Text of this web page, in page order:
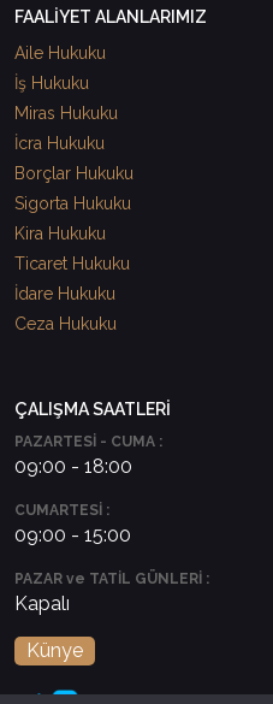
FAALİYET ALANLARIMIZ
Aile Hukuku
İş Hukuku
Miras Hukuku
İcra Hukuku
Borçlar Hukuku
Sigorta Hukuku
Kira Hukuku
Ticaret Hukuku
İdare Hukuku
Ceza Hukuku
ÇALIŞMA SAATLERİ
PAZARTESİ - CUMA :
09:00 - 18:00
CUMARTESİ :
09:00 - 15:00
PAZAR ve TATİL GÜNLERİ :
Kapalı
Künye